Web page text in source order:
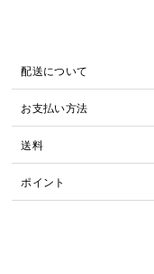
配送について
お支払い方法
送料
ポイント